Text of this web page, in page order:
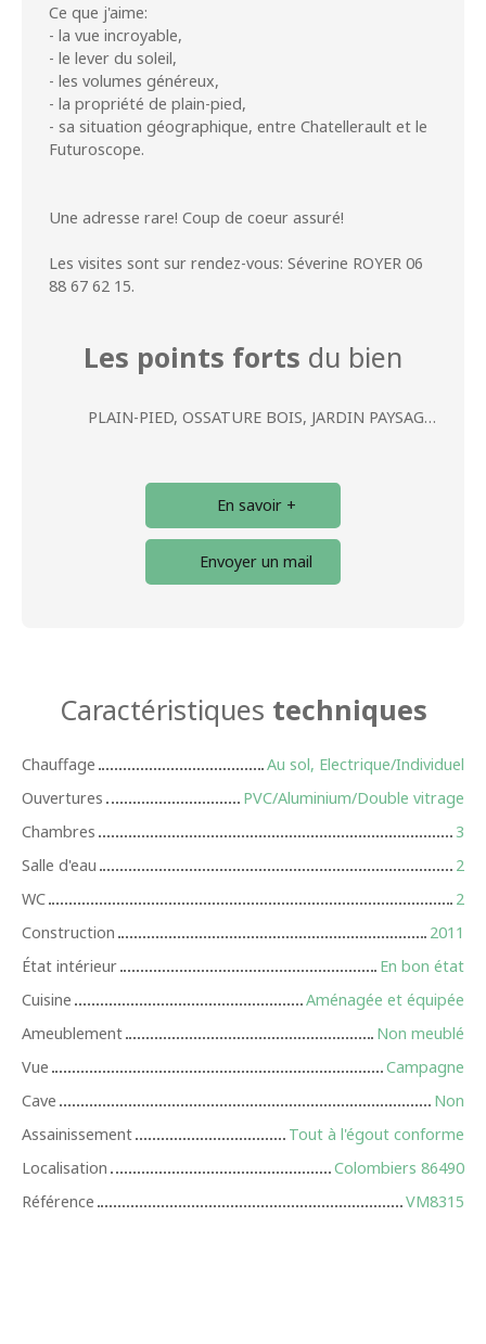
Ce que j'aime:
- la vue incroyable,
- le lever du soleil,
- les volumes généreux,
- la propriété de plain-pied,
- sa situation géographique, entre Chatellerault et le
Futuroscope.
Une adresse rare! Coup de coeur assuré!
Les visites sont sur rendez-vous: Séverine ROYER 06
88 67 62 15.
Les points forts du bien
PLAIN-PIED, OSSATURE BOIS, JARDIN PAYSAGE, VOLUMES GENEREUX, PROPRIETE PARFAITEMENT ENTRETENUE, PROCHE FUTUROSCOPE ET CHATELLERAULT
En savoir +
Envoyer un mail
Caractéristiques techniques
Chauffage
Au sol, Electrique/Individuel
Ouvertures
PVC/Aluminium/Double vitrage
Chambres
3
Salle d'eau
2
WC
2
Construction
2011
État intérieur
En bon état
Cuisine
Aménagée et équipée
Ameublement
Non meublé
Vue
Campagne
Cave
Non
Assainissement
Tout à l'égout conforme
Localisation
Colombiers 86490
Référence
VM8315